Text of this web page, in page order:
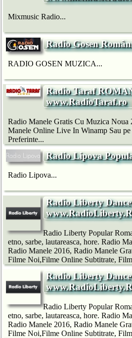
Mixmusic Radio...
Radio Gosen
RADIO GOSEN MUZICA...
Radio Taraf
www.RadioTaraf.ro
Radio Manele Gratis Cu Muzica Noua
Manele Online Live In Winamp Sau
Preferinte...
Radio Lipova
Radio Lipova...
Radio Liberty
Radio Liberty Popular
etno, sarbe, lautareasca, hore. Radio
Radio Manele 2016, Radio Manele
Filme Noi,Filme Online Subtitrate,
Radio Liberty
Radio Liberty Popular
etno, sarbe, lautareasca, hore. Radio
Radio Manele 2016, Radio Manele
Filme Noi,Filme Online Subtitrate,